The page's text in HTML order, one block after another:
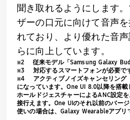
聞き取れるようにします
ザーの口元に向けて音声
れており、より優れた音
らに向上しています。
※2 従来モデル「 Samsung Galaxy
※3
対応するスマートフォンが必要で
※4 アクティブノイズキャンセリング
になっています。One UI 8.0以降を搭載
ホールドジェスチャーによるANC設定
接行えます。One UIのそれ以前のバー
使いの場合は、Galaxy Wearableアプリ